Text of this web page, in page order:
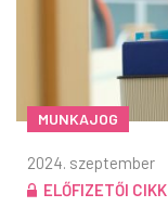
MUNKAJOG
2024. szeptember
ELŐFIZETŐI CIKK